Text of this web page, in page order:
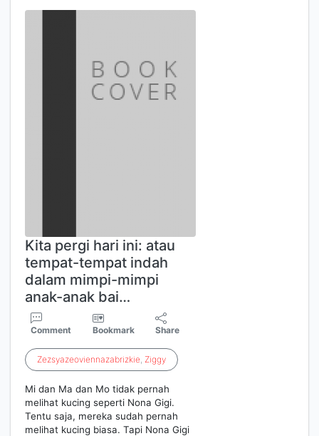
Kita pergi hari ini: atau
tempat-tempat indah
dalam mimpi-mimpi
anak-anak bai…
Comment Bookmark Share
Zezsyazeoviennazabrizkie, Ziggy
Mi dan Ma dan Mo tidak pernah
melihat kucing seperti Nona Gigi.
Tentu saja, mereka sudah pernah
melihat kucing biasa. Tapi Nona Gigi